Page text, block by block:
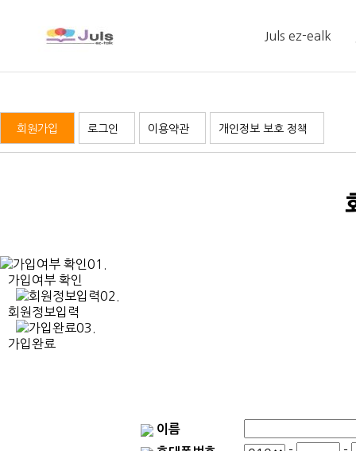
Juls ez-ealk
학습관리 시스템
회원가입 로그인 이용약관 개인정보 보호 정책
01.
가입여부 확인
02.
회원정보입력
03.
가입완료
이름